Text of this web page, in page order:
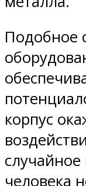
Подобное
корпус
человека